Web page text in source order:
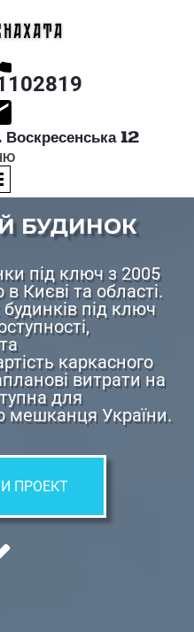
Воскресенська 12
БУДИНОК
під ключ з 2005
Києві та області.
під ключ
каркасного
витрати на
для
мешканця України.
ПРОЕКТ